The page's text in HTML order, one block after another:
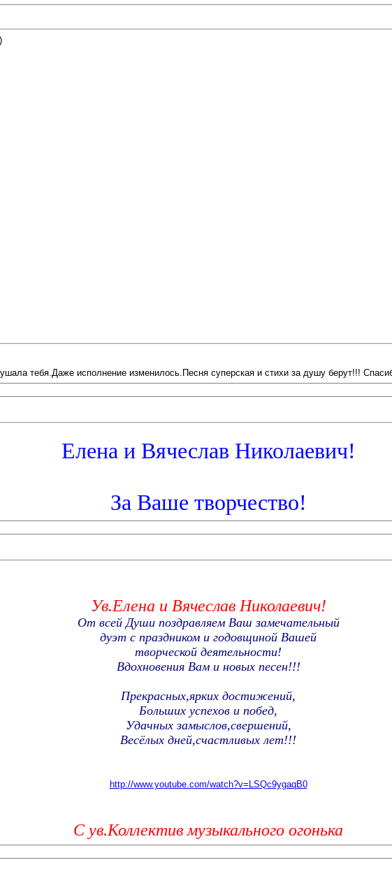
тебя.Даже исполнение изменилось.Песня суперская и стихи за душу берут!!!
Елена и Вячеслав Николаевич!
За Ваше творчество!
Ув.Елена и Вячеслав Николаевич!
От всей Души поздравляем Ваш замечательный
дуэт с праздником и годовщиной Вашей
творческой деятельности!
Вдохновения Вам и новых песен!!!
Прекрасных,ярких достижений,
Больших успехов и побед,
Удачных замыслов,свершений,
Весёлых дней,счастливых лет!!!
http://www.youtube.com/watch?v=LSQc9ygaqB0
С ув.Коллектив музыкального огонька